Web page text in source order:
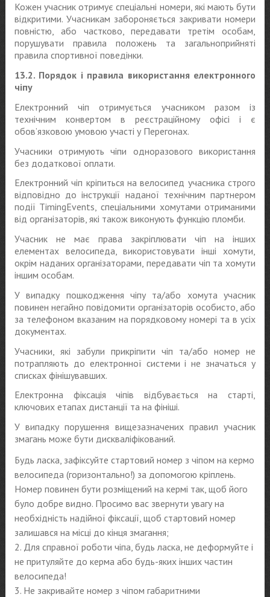
Кожен учасник отримує спеціальні номери, які мають бути
відкритими. Учасникам забороняється закривати номери
повністю, або частково, передавати третім особам,
порушувати правила положень та загальноприйняті
правила спортивної поведінки.
13.2. Порядок і правила використання електронного
чіпу
Електронний чіп отримується учасником разом із
технічним конвертом в реєстраційному офісі і є
обов’язковою умовою участі у Перегонах.
Учасники отримують чіпи одноразового використання
без додаткової оплати.
Електронний чіп кріпиться на велосипед учасника строго
відповідно до інструкції наданої технічним партнером
події TimingEvents, спеціальними хомутами отриманими
від організаторів, які також виконують функцію пломби.
Учасник не має права закріплювати чіп на інших
елементах велосипеда, використовувати інші хомути,
окрім наданих організаторами, передавати чіп та хомути
іншим особам.
У випадку пошкодження чіпу та/або хомута учасник
повинен негайно повідомити організаторів особисто, або
за телефоном вказаним на порядковому номері та в усіх
документах.
Учасники, які забули прикріпити чіп та/або номер не
потрапляють до електронної системи і не значаться у
списках фінішувавших.
Електронна фіксація чіпів відбувається на старті,
ключових етапах дистанції та на фініші.
У випадку порушення вищезазначених правил учасник
змагань може бути дискваліфікований.
Будь ласка, зафіксуйте стартовий номер з чіпом на кермо
велосипеда (горизонтально!) за допомогою кріплень.
Номер повинен бути розміщений на кермі так, щоб його
було добре видно. Просимо вас звернути увагу на
необхідність надійної фіксації, щоб стартовий номер
залишався на місці до кінця змагання;
2. Для справної роботи чіпа, будь ласка, не деформуйте і
не притуляйте до керма або будь-яких інших частин
велосипеда!
3. Не закривайте номер з чіпом габаритними